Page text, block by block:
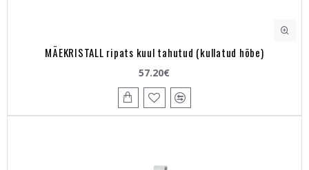
MÄEKRISTALL ripats kuul tahutud (kullatud hõbe)
57.20€